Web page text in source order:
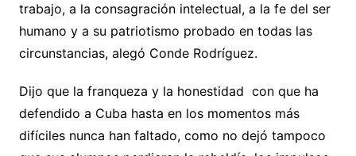
trabajo, a la consagración intelectual, a la fe del ser
humano y a su patriotismo probado en todas las
circunstancias, alegó Conde Rodríguez.
Dijo que la franqueza y la honestidad con que ha
defendido a Cuba hasta en los momentos más
difíciles nunca han faltado, como no dejó tampoco